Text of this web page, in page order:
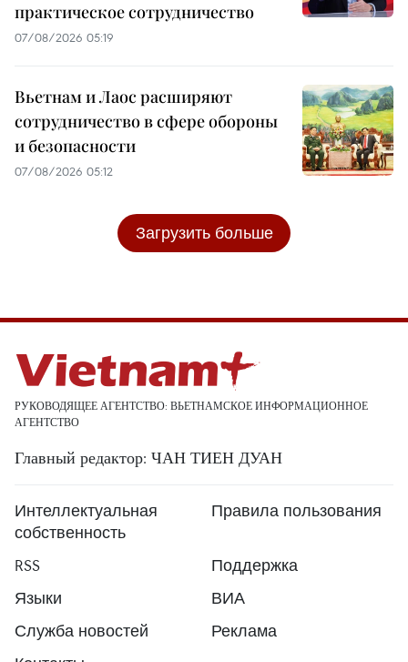
практическое сотрудничество
07/08/2026 05:19
Вьетнам и Лаос расширяют
сотрудничество в сфере обороны
и безопасности
07/08/2026 05:12
Загрузить больше
РУКОВОДЯЩЕЕ АГЕНТСТВО: ВЬЕТНАМСКОЕ ИНФОРМАЦИОННОЕ
АГЕНТСТВО
Главный редактор: ЧАН ТИЕН ДУАН
Интеллектуальная
собственность
Правила пользования
RSS
Поддержка
Языки
ВИА
Служба новостей
Реклама